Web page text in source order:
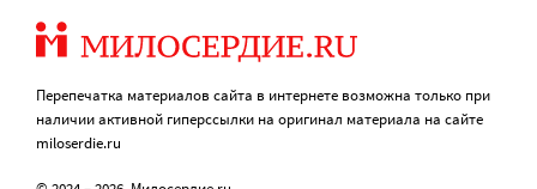
Перепечатка материалов сайта в интернете возможна только при
наличии активной гиперссылки на оригинал материала на сайте
miloserdie.ru